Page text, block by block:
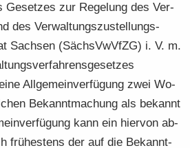
Ge­set­zes zur Re­ge­lung des Ver­
des Ver­wal­tungs­zu­stel­lungs­
Sach­sen (Sächs­VwVfZG) i. V. m.
All­ge­mein­ver­fü­gung zwei Wo­
Be­kannt­ma­chung als be­kannt
kann ein hier­von ab­
frü­hes­tens der auf die Be­kannt­